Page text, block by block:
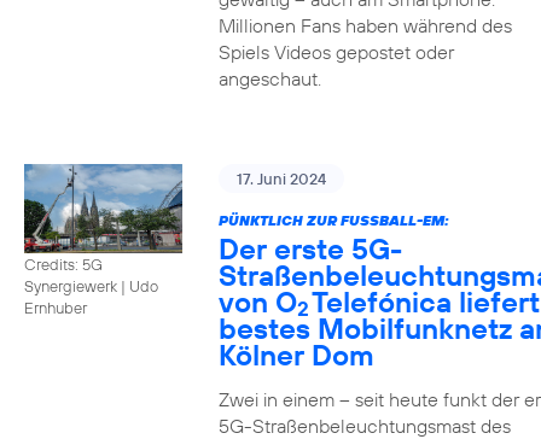
Millionen Fans haben während des
Spiels Videos gepostet oder
angeschaut.
Credits: 5G
Synergiewerk | Udo
Ernhuber
17. Juni 2024
PÜNKTLICH ZUR FUSSBALL-EM:
Der erste 5G-
von O2Telefónica liefert
bestes Mobilfunknetz
Kölner Dom
Zwei in einem – seit heute funkt der
5G-Straßenbeleuchtungsmast des